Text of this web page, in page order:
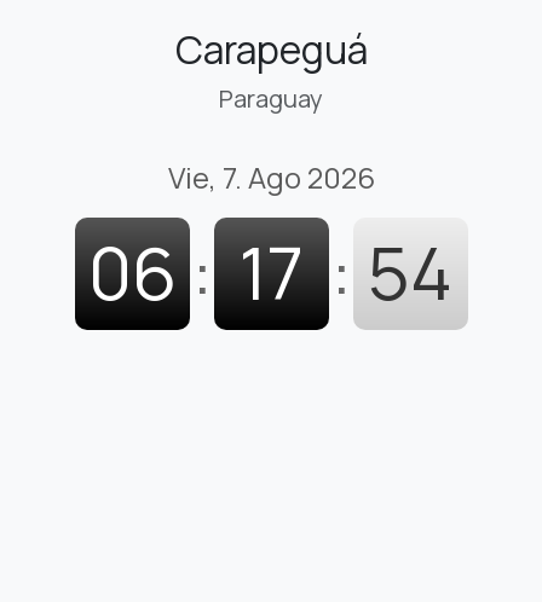
Carapeguá
Paraguay
Vie, 7. Ago 2026
06 : 17 : 55